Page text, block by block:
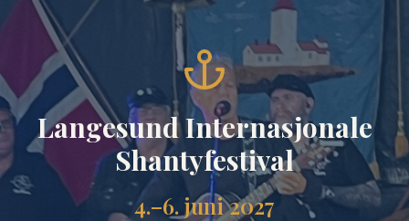
Langesund Internasjonale
Shantyfestival
4.–6. juni 2027